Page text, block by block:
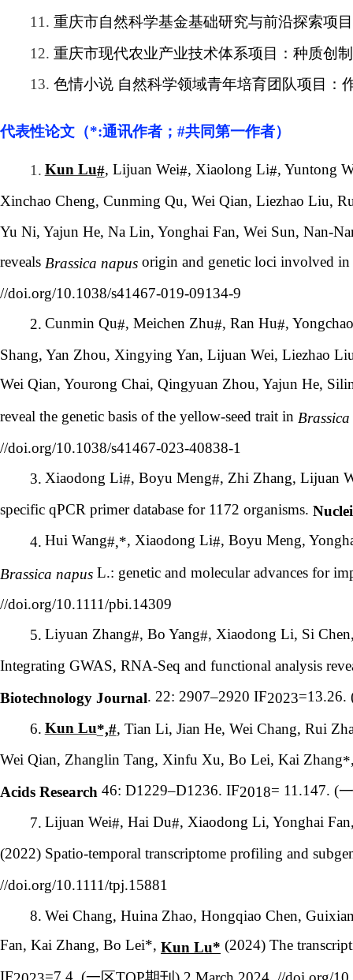
11. 重庆市自然科学基金基础研究与前沿探索项
12. 重庆市现代农业产业技术体系项目：种质创
13. 色情小说 自然科学领域青年培育团队项目：
代表性论文（*:通讯作者； #共同第一作者）
1. Kun Lu#, Lijuan Wei#, Xiaolong Li#, Yuntong
Xinchao Cheng, Cunming Qu, Wei Qian, Liezhao Liu,
Yu Ni, Yajun He, Na Lin, Yonghai Fan, Wei Sun, Nan-
reveals Brassica napus origin and genetic loci involved
//doi.org/10.1038/s41467-019-09134-9
2. Cunmin Qu#, Meichen Zhu#, Ran Hu#,
Shang, Yan Zhou, Xingying Yan, Lijuan Wei, Liezhao
Wei Qian, Yourong Chai, Qingyuan Zhou, Yajun He,
reveal the genetic basis of the yellow-seed trait in
//doi.org/10.1038/s41467-023-40838-1
3. Xiaodong Li#, Boyu Meng#, Zhi Zhang, Lijuan
specific qPCR primer database for 1172 organisms.
4. Hui Wang#,*, Xiaodong Li#, Boyu Meng,
Brassica napus L.: genetic and molecular advances for
//doi.org/10.1111/pbi.14309
5. Liyuan Zhang#, Bo Yang#, Xiaodong Li, Si
Integrating GWAS, RNA-Seq and functional analysis
Biotechnology Journal. 22: 2907–2920 IF2023=13.26.
6. Kun Lu*,#, Tian Li, Jian He, Wei Chang, Rui
Wei Qian, Zhanglin Tang, Xinfu Xu, Bo Lei, Kai Zhang*
Acids Research 46: D1229–D1236. IF2018= 11.147. (
7. Lijuan Wei#, Hai Du#, Xiaodong Li, Yonghai
(2022) Spatio-temporal transcriptome profiling and
//doi.org/10.1111/tpj.15881
8. Wei Chang, Huina Zhao, Hongqiao Chen,
Fan, Kai Zhang, Bo Lei*, Kun Lu* (2024) The